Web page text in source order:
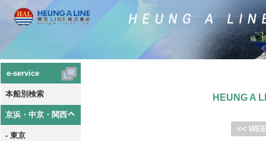
e-service
本船別検索
京浜・中京・関西
- 東京
HEUNG A
<<